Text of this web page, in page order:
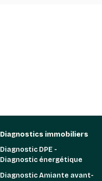
Diagnostics immobiliers
Diagnostic DPE -
Diagnostic énergétique
Diagnostic Amiante avant-